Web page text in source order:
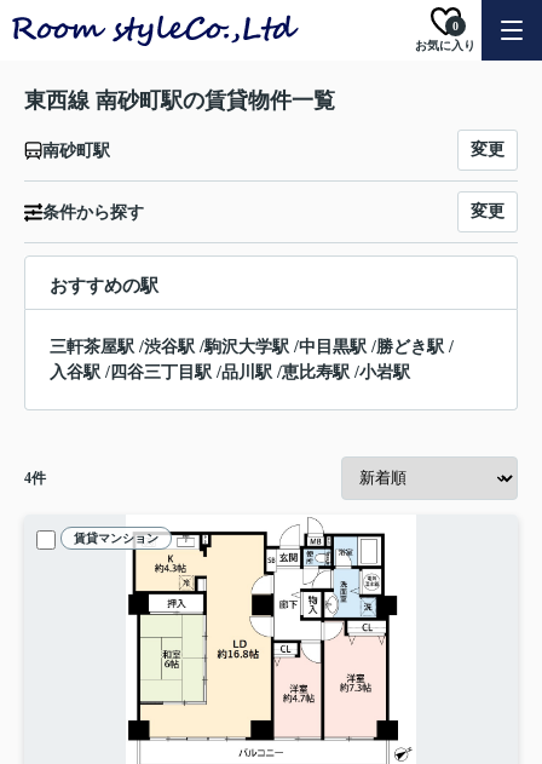
お気に入り
0
東西線 南砂町駅の賃貸物件一覧
南砂町駅 変更
条件から探す 変更
おすすめの駅
三軒茶屋駅 /渋谷駅 /駒沢大学駅 /中目黒駅 /勝どき駅 /
入谷駅 / 四谷三丁目駅 /品川駅 /恵比寿駅 /小岩駅
4件
賃貸マンション